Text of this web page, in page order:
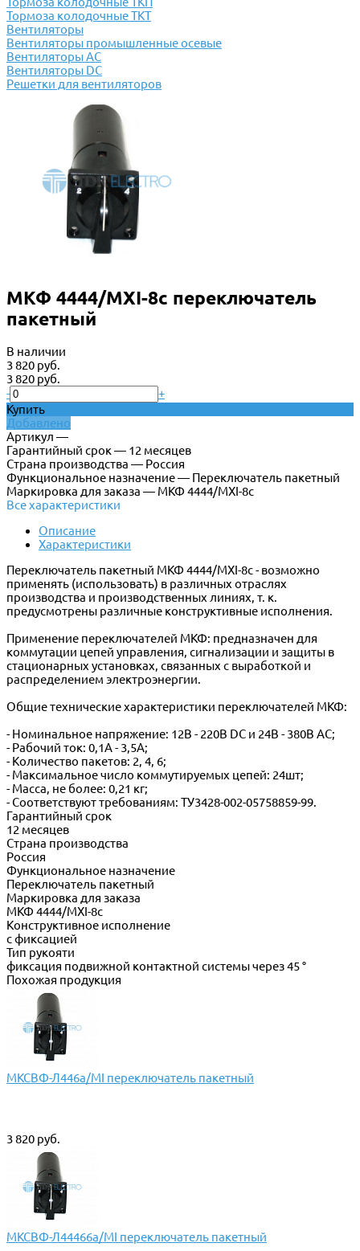
Тормоза колодочные ТКТ
Вентиляторы
Вентиляторы промышленные осевые
Вентиляторы АС
Вентиляторы DC
Решетки для вентиляторов
МКФ 4444/МXI-8c переключатель
пакетный
В наличии
3 820 руб.
3 820 руб.
-
+
Купить
Добавлено
Артикул —
Гарантийный срок — 12 месяцев
Страна производства — Россия
Функциональное назначение — Переключатель пакетный
Маркировка для заказа — МКФ 4444/МXI-8c
Все характеристики
Описание
Характеристики
Переключатель пакетный МКФ 4444/МXI-8c - возможно
применять (использовать) в различных отраслях
производства и производственных линиях, т. к.
предусмотрены различные конструктивные исполнения.
Применение переключателей МКФ: предназначен для
коммутации цепей управления, сигнализации и защиты в
стационарных установках, связанных с выработкой и
распределением электроэнергии.
Общие технические характеристики переключателей МКФ:
- Номинальное напряжение: 12В - 220В DС и 24В - 380В АС;
- Рабочий ток: 0,1А - 3,5А;
- Количество пакетов: 2, 4, 6;
- Максимальное число коммутируемых цепей: 24шт;
- Масса, не более: 0,21 кг;
- Соответствуют требованиям: ТУ3428-002-05758859-99.
Гарантийный срок
12 месяцев
Страна производства
Россия
Функциональное назначение
Переключатель пакетный
Маркировка для заказа
МКФ 4444/МXI-8c
Конструктивное исполнение
с фиксацией
Тип рукояти
фиксация подвижной контактной системы через 45 °
Похожая продукция
МКСВФ-Л446а/МI переключатель пакетный
3 820 руб.
МКСВФ-Л44466а/МI переключатель пакетный